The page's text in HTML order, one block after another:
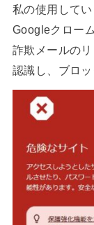
私の使用して
Googleクロー
詐欺メールの
認識し、ブロッ